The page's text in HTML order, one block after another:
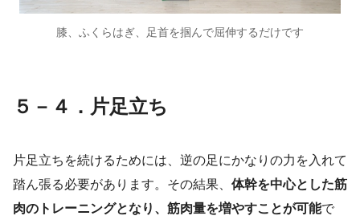
膝、ふくらはぎ、足首を掴んで屈伸するだけです
５－４．片足立ち
片足立ちを続けるためには、逆の足にかなりの力を入れて
踏ん張る必要があります。その結果、 体幹を中心とした筋
肉のトレーニングとなり、筋肉量を増やすことが可能で